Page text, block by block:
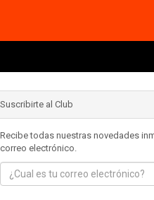
Suscribirte al Club
Recibe todas nuestras novedades
correo electrónico.